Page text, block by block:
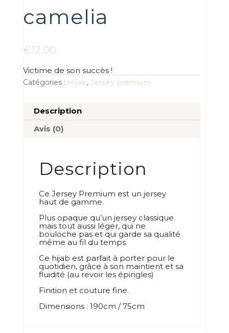
camelia
€12.00
Victime de son succès !
Catégories : Hijab, Jersey premium
Description
Avis (0)
Description
Ce Jersey Premium est un jersey
haut de gamme.
Plus opaque qu’un jersey classique
mais tout aussi léger, qui ne
bouloche pas et qui garde sa qualité
même au fil du temps.
Ce hijab est parfait à porter pour le
quotidien, grâce à son maintient et sa
fluidité (au revoir les épingles)
Finition et couture fine.
Dimensions : 190cm / 75cm